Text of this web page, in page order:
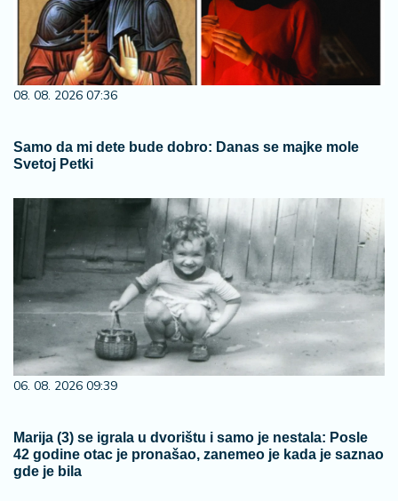
08. 08. 2026 07:36
Samo da mi dete bude dobro: Danas se majke mole
Svetoj Petki
06. 08. 2026 09:39
Marija (3) se igrala u dvorištu i samo je nestala: Posle
42 godine otac je pronašao, zanemeo je kada je saznao
gde je bila